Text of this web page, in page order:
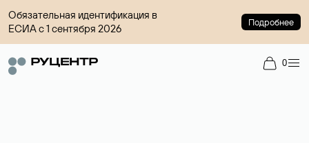
Обязательная идентификация в
ЕСИА с 1 сентября 2026
Подробнее
0